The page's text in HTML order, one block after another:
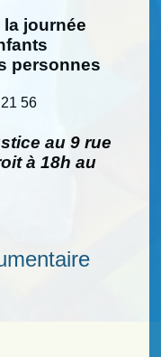
journée
personnes
56
au 9 rue
à 18h au